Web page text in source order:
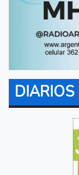
DIARIOS